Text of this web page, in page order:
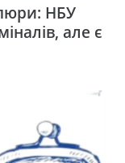
НБУ
але є